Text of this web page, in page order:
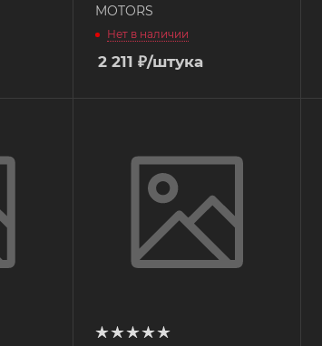
MOTORS
Нет в наличии
2 211 ₽/штука